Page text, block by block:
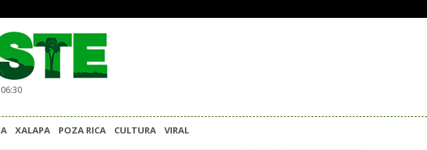
XALAPA POZA RICA CULTURA VIRAL